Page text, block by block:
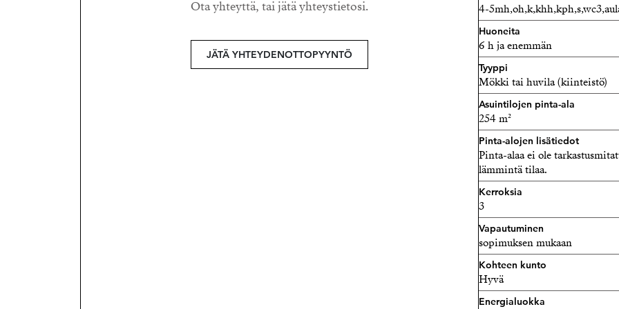
Ota yhteyttä, tai jätä yhteystietosi.
JÄTÄ YHTEYDENOTTOPYYNTÖ
ikkunaratkaisut, jotka
Luonnonvalo on
vuorokauden ja
tuo lämpöä ja kodikkuutta
kokonaisuuteen.
yläkerrassa ja kaksi
vieraille tai työtiloille.
kylpyosasto
baari/keittiö, jotka
Muusikon
poikkeuksellisen
äänentoistojärjestelmä,
kiertävälle terassille.
molemmin puolin, toinen
metsämaisemalla.
4-
Huoneita
6 h ja enemmän
Tyyppi
Mökki tai huvila (kiinteistö)
Asuintilojen pinta-ala
254 m²
Pinta-alojen lisätiedot
Pinta-alaa ei ole
lämmintä tilaa.
Kerroksia
3
Vapautuminen
sopimuksen mukaan
Kohteen kunto
Hyvä
Energialuokka